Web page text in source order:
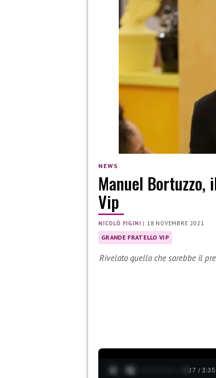
NEWS
Manuel
Vip
NICOLÒ FIGINI | 18 NOVEMBRE 2021
GRANDE FRATELLO VIP
Rivelato quello che sarebbe il
0:28 / 3:35